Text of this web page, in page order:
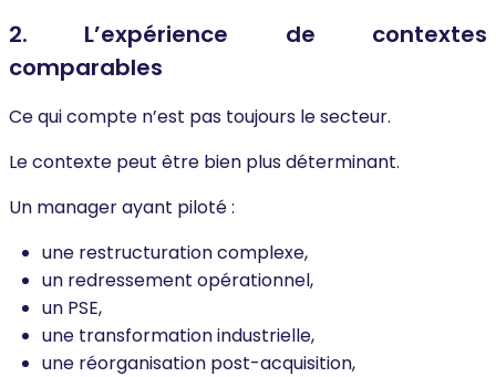
2. L’expérience de contextes
comparables
Ce qui compte n’est pas toujours le secteur.
Le contexte peut être bien plus déterminant.
Un manager ayant piloté :
une restructuration complexe,
un redressement opérationnel,
un PSE,
une transformation industrielle,
une réorganisation post-acquisition,